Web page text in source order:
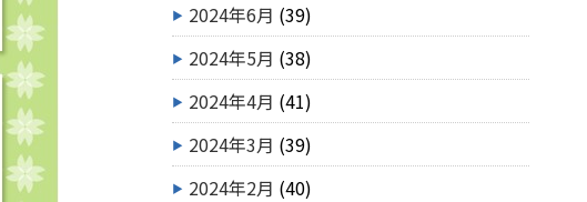
2024年6月 (39)
2024年5月 (38)
2024年4月 (41)
2024年3月 (39)
2024年2月 (40)